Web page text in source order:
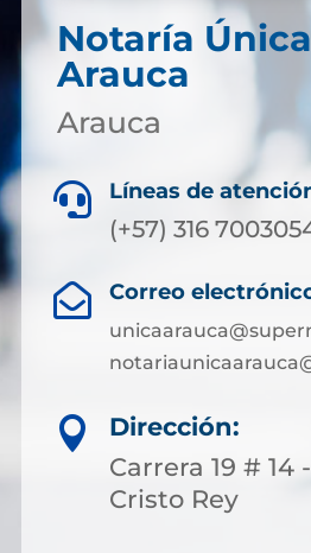
Notaría
Arauca
Arauca
 Líneas de
(+57) 316
 Correo

Dirección:
Carrera 19 # 14
Cristo Rey